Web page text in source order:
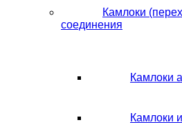
Камлоки
соединения
Камлоки
Камлоки